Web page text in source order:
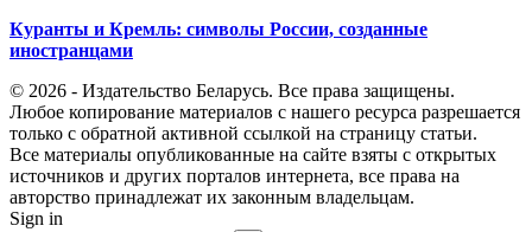
Куранты и Кремль: символы России, созданные
иностранцами
© 2026 - Издательство Беларусь. Все права защищены.
Любое копирование материалов с нашего ресурса разрешается
только с обратной активной ссылкой на страницу статьи.
Все материалы опубликованные на сайте взяты с открытых
источников и других порталов интернета, все права на
авторство принадлежат их законным владельцам.
Sign in